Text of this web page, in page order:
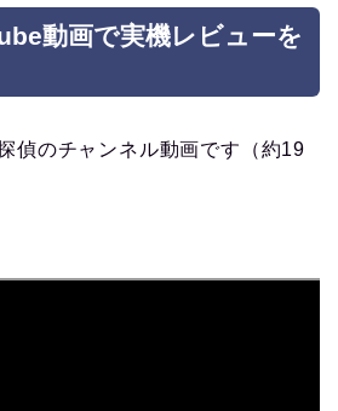
動画で実機レビューを
偵のチャンネル動画です（約19